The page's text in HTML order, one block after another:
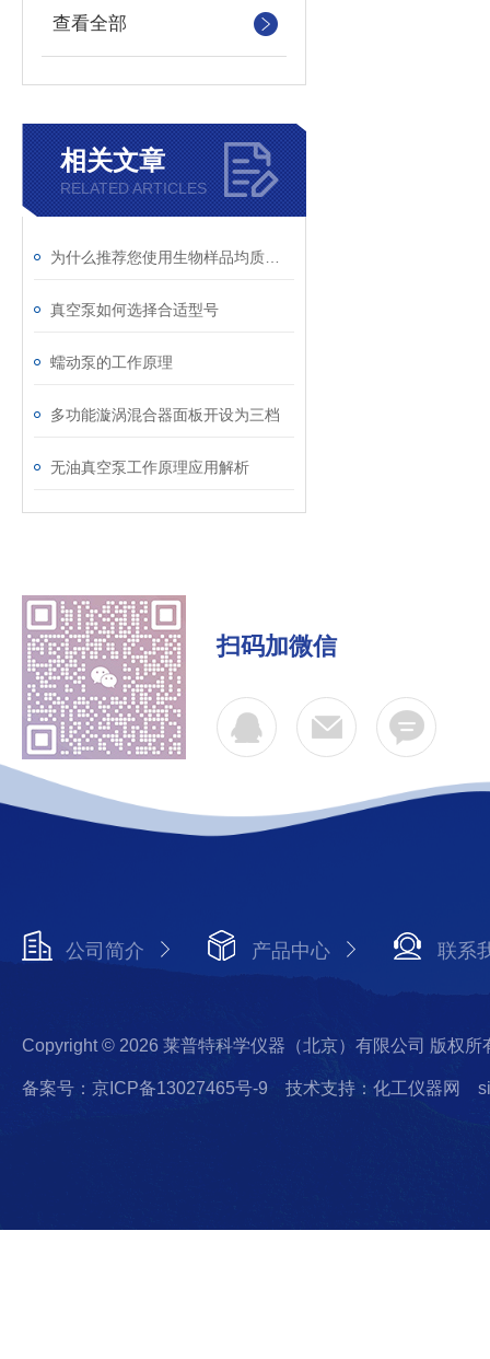
查看全部
相关文章
RELATED ARTICLES
真空泵如何选择合适型号
蠕动泵的工作原理
多功能漩涡混合器面板开设为三档
无油真空泵工作原理应用解析
扫码加微信
公司简介 产品中心 联系
Copyright © 2026 莱普特科学仪器（北京）有限公司 版权所
备案号：京ICP备13027465号-9 技术支持：化工仪器网